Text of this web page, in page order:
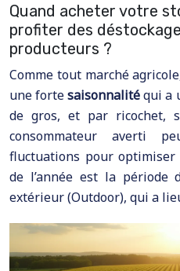
Quand acheter votre
profiter des
producteurs ?
Comme tout marché
une fortesaisonnalitéqui a
de gros, et par ricochet,
consommateur averti
fluctuations pour optimiser
de l’année est la période
extérieur (Outdoor), qui a